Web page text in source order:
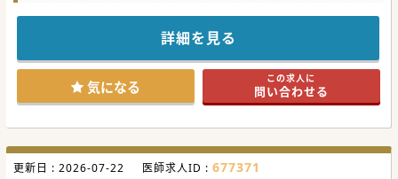
美容経験のある先生が、更なるスキルアップを目指して入職
されることが多いクリニックです。
ベース年収は週5日2,400万円から、オペ売上に伴う歩合給も
発生するので高額給与も実現できます。
SNS運用についてもバックオフィスが行うため、診療に集中
していただけます。
美容未経験の先生もご相談可能です。まずはお問い合わせく
ださい。
#秋入職可
詳細を見る
気になる この求人に
問い合わせる
更新日 : 2026-07-22 医師求人ID : 677371